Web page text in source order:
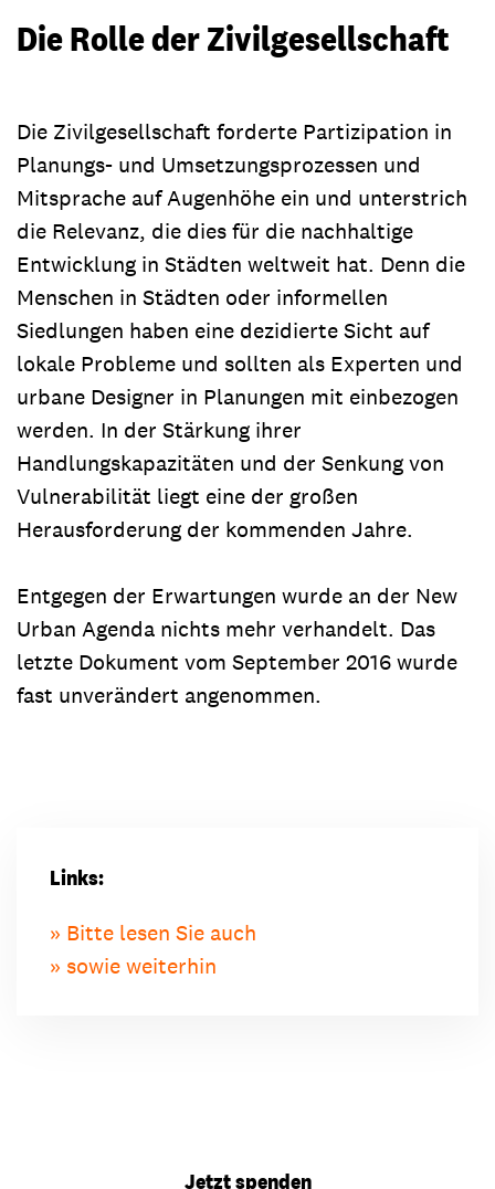
Die Rolle der Zivilgesellschaft
Die Zivilgesellschaft forderte Partizipation in
Planungs- und Umsetzungsprozessen und
Mitsprache auf Augenhöhe ein und unterstrich
die Relevanz, die dies für die nachhaltige
Entwicklung in Städten weltweit hat. Denn die
Menschen in Städten oder informellen
Siedlungen haben eine dezidierte Sicht auf
lokale Probleme und sollten als Experten und
urbane Designer in Planungen mit einbezogen
werden. In der Stärkung ihrer
Handlungskapazitäten und der Senkung von
Vulnerabilität liegt eine der großen
Herausforderung der kommenden Jahre.
Entgegen der Erwartungen wurde an der New
Urban Agenda nichts mehr verhandelt. Das
letzte Dokument vom September 2016 wurde
fast unverändert angenommen.
Links:
Bitte lesen Sie auch
sowie weiterhin
Jetzt spenden